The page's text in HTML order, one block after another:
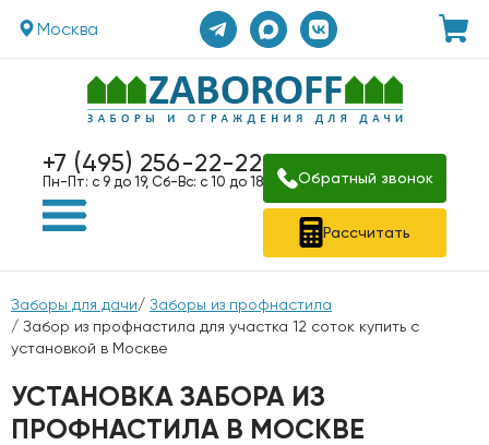
Москва
+7 (495) 256-22-22
Пн-Пт: с 9 до 19, Сб-Вс: с 10 до 18 Обратный звонок
Рассчитать
Заборы для дачи/ Заборы из профнастила
/ Забор из профнастила для участка 12 соток купить с
установкой в Москве
УСТАНОВКА ЗАБОРА ИЗ
ПРОФНАСТИЛА В МОСКВЕ